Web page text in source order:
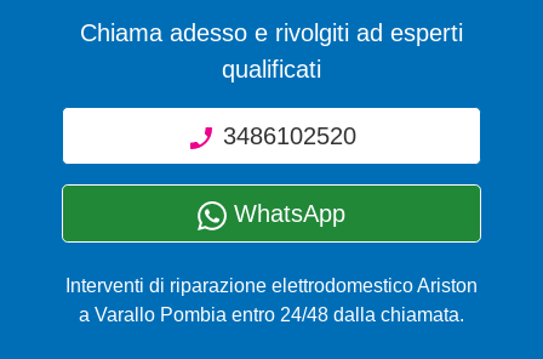
Chiama adesso e rivolgiti ad esperti
qualificati
3486102520
WhatsApp
Interventi di riparazione elettrodomestico Ariston
a Varallo Pombia entro 24/48 dalla chiamata.